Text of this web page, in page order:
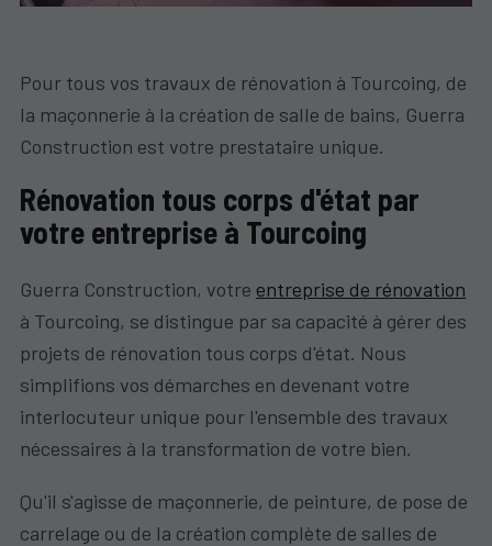
Pour tous vos travaux de rénovation à Tourcoing, de
la maçonnerie à la création de salle de bains, Guerra
Construction est votre prestataire unique.
Rénovation tous corps d'état par
votre entreprise à Tourcoing
Guerra Construction, votre entreprise de rénovation
à Tourcoing, se distingue par sa capacité à gérer des
projets de rénovation tous corps d'état. Nous
simplifions vos démarches en devenant votre
interlocuteur unique pour l'ensemble des travaux
nécessaires à la transformation de votre bien.
Qu'il s'agisse de maçonnerie, de peinture, de pose de
carrelage ou de la création complète de salles de